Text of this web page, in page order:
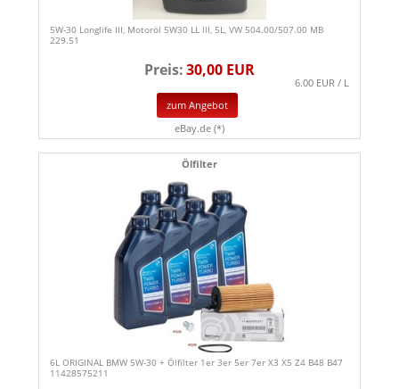
5W-30 Longlife III, Motoröl 5W30 LL lll, 5L, VW 504.00/507.00 MB
229.51
Preis:30,00 EUR
6.00 EUR / L
zum Angebot
eBay.de (*)
Ölfilter
6L ORIGINAL BMW 5W-30 + Ölfilter 1er 3er 5er 7er X3 X5 Z4 B48 B47
11428575211